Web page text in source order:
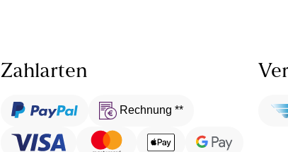
Zahlarten
Rechnung **